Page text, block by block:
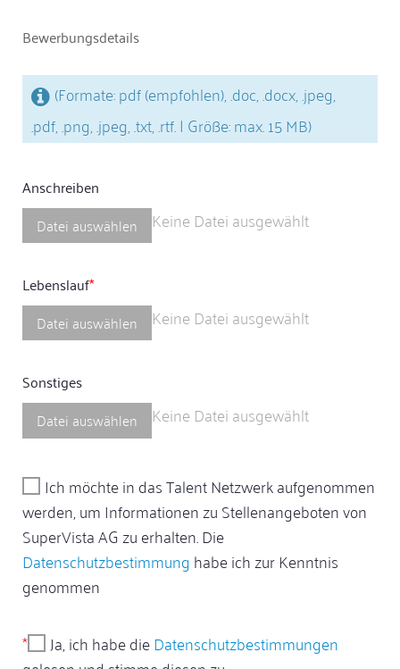
Bewerbungsdetails
(Formate: pdf (empfohlen), .doc, .docx, .jpeg,
.pdf, .png, .jpeg, .txt, .rtf. | Größe: max. 15 MB)
Anschreiben
Datei auswählen
Keine Datei ausgewählt
Lebenslauf*
Datei auswählen
Keine Datei ausgewählt
Sonstiges
Datei auswählen
Keine Datei ausgewählt
Ich möchte in das Talent Netzwerk aufgenommen
werden, um Informationen zu Stellenangeboten von
SuperVista AG zu erhalten. Die
Datenschutzbestimmung habe ich zur Kenntnis
genommen
*
Ja, ich habe dieDatenschutzbestimmungen